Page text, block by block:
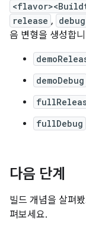
release , debug
음 변형을 생성합
demoDebug
fullDebug
다음 단계
빌드 개념을 살펴
펴보세요.